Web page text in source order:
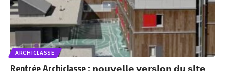
ARCHICLASSE
Rentrée Archiclasse : 𝗻𝗼𝘂𝘃𝗲𝗹𝗹𝗲 𝘃𝗲𝗿𝘀𝗶𝗼𝗻 𝗱𝘂 𝘀𝗶𝘁𝗲